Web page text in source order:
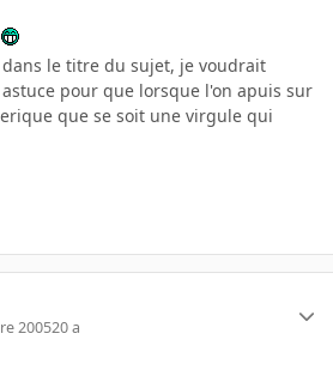
dans le titre du sujet, je voudrait
pour que lorsque l'on apuis sur
que se soit une virgule qui
200520 a